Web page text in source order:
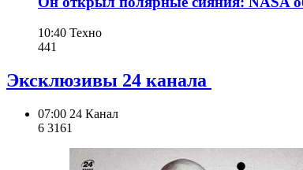
10:40 Техно
441
Эксклюзивы 24 канала
07:00 24 Канал
6 3161